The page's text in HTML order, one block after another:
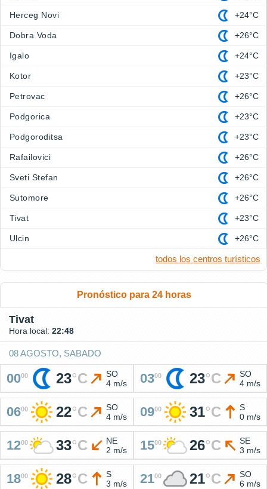
Herceg Novi +24°C
Dobra Voda +26°C
Igalo +24°C
Kotor +23°C
Petrovac +26°C
Podgorica +23°C
Podgoroditsa +23°C
Rafailovici +26°C
Sveti Stefan +26°C
Sutomore +26°C
Tivat +23°C
Ulcin +26°C
todos los centros turísticos
Pronóstico para 24 horas
Tivat
Hora local: 22:48
08 AGOSTO, SABADO
0000 23°C
SO
4 m/s
0300 23°C
SO
4 m/s
0600 22°C
SO
4 m/s
0900 31°C
S
0 m/s
1200 33°C
NE
2 m/s
1500 26°C
SE
3 m/s
1800 28°C
S
3 m/s
2100 21°C
SO
6 m/s